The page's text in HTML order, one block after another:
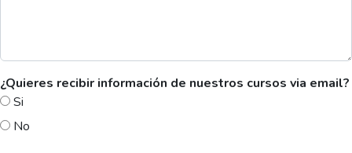
¿Quieres recibir información de nuestros cursos via email?
Si
No